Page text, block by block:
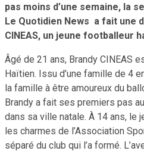
pas moins d’une semaine, la
Le Quotidien News a fait une
CINEAS, un jeune footballeur
Âgé de 21 ans, Brandy CINEAS
Haïtien. Issu d’une famille de 4
la famille à être amoureux du
Brandy a fait ses premiers pas
dans sa ville natale. À 14 ans, le
les charmes de l’Association
séparé du club qui l’a formé.